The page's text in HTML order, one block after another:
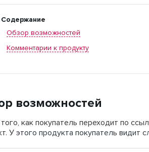
Содержание
Обзор возможностей
Комментарии к продукту
возможностей
как покупатель переходит по
У этого продукта покупатель видит